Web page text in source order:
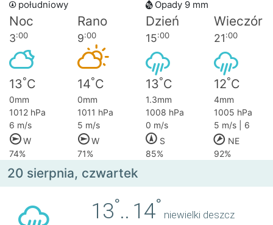
południowy
Opady 9 mm
Noc Rano Dzień Wieczór
3:00 9:00 15:00 21:00
13°C 14°C 13°C 12°C
0mm 0mm 1.3mm
4mm
1012 hPa
1011 hPa 1008 hPa
1005 hPa
6 m/s
5 m/s 0 m/s
5 m/s | 6
W
W S
NE
74%
71% 85% 92%
20 sierpnia, czwartek
13°.. 14°
niewielki deszcz